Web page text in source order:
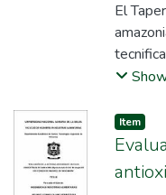
2011)
El
son).
obtuvo
Item